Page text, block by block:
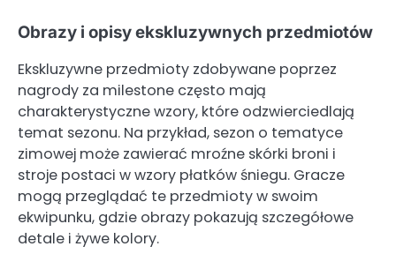
Obrazy i opisy ekskluzywnych przedmiotów
Ekskluzywne przedmioty zdobywane poprzez
nagrody za milestone często mają
charakterystyczne wzory, które odzwierciedlają
temat sezonu. Na przykład, sezon o tematyce
zimowej może zawierać mroźne skórki broni i
stroje postaci w wzory płatków śniegu. Gracze
mogą przeglądać te przedmioty w swoim
ekwipunku, gdzie obrazy pokazują szczegółowe
detale i żywe kolory.